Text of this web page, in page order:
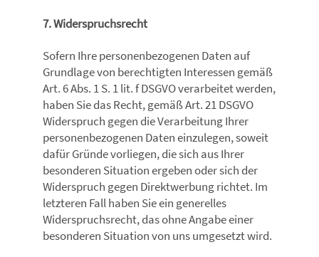
7. Widerspruchsrecht
Sofern Ihre personenbezogenen Daten auf
Grundlage von berechtigten Interessen gemäß
Art. 6 Abs. 1 S. 1 lit. f DSGVO verarbeitet werden,
haben Sie das Recht, gemäß Art. 21 DSGVO
Widerspruch gegen die Verarbeitung Ihrer
personenbezogenen Daten einzulegen, soweit
dafür Gründe vorliegen, die sich aus Ihrer
besonderen Situation ergeben oder sich der
Widerspruch gegen Direktwerbung richtet. Im
letzteren Fall haben Sie ein generelles
Widerspruchsrecht, das ohne Angabe einer
besonderen Situation von uns umgesetzt wird.